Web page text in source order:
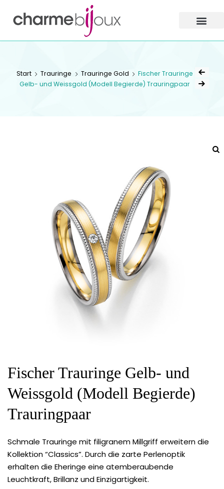
Bijoux
ZOFINGEN
Start Trauringe Trauringe Gold
Fischer Trauringe
Gelb- und Weissgold (Modell Begierde) Trauringpaar
Fischer Trauringe Gelb- und
Weissgold (Modell Begierde)
Trauringpaar
Schmale Trauringe mit filigranem Millgriff erweitern die
Kollektion “Classics”. Durch die zarte Perlenoptik
erhalten die Eheringe eine atemberaubende
Leuchtkraft, Brillanz und Einzigartigkeit.